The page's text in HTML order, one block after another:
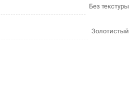
Без текстуры
Золотистый